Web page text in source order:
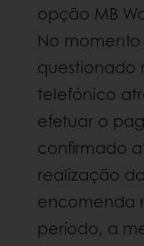
opção MB
No
questionado
telefónico
efetuar o
confirmado
realização
encomenda
período, a